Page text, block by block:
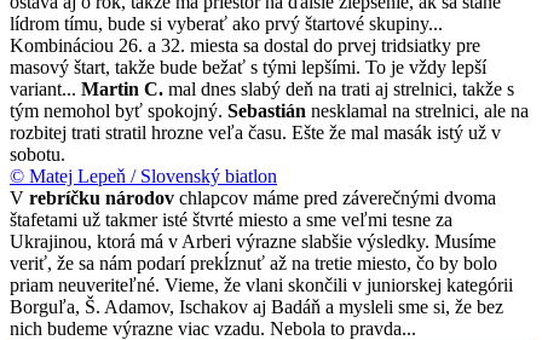
lídrom tímu, bude si vyberať ako prvý štartové skupiny...
Kombináciou 26. a 32. miesta sa dostal do prvej tridsiatky pre
masový štart, takže bude bežať s tými lepšími. To je vždy lepší
variant... Martin C. mal dnes slabý deň na trati aj strelnici, takže s
tým nemohol byť spokojný. Sebastián nesklamal na strelnici, ale na
rozbitej trati stratil hrozne veľa času. Ešte že mal masák istý už v
sobotu.
© Matej Lepeň / Slovenský biatlon
V rebríčku národov chlapcov máme pred záverečnými dvoma
štafetami už takmer isté štvrté miesto a sme veľmi tesne za
Ukrajinou, ktorá má v Arberi výrazne slabšie výsledky. Musíme
veriť, že sa nám podarí prekĺznuť až na tretie miesto, čo by bolo
priam neuveriteľné. Vieme, že vlani skončili v juniorskej kategórii
Borguľa, Š. Adamov, Ischakov aj Badáň a mysleli sme si, že bez
nich budeme výrazne viac vzadu. Nebola to pravda...